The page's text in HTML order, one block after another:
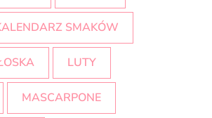
SMAKÓW
LUTY
MASCARPONE